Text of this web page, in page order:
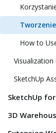
How to
Visualization
SketchUp
SketchUp
3D